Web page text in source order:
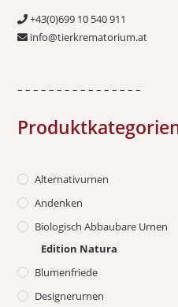
+43(0)699 10 540 911
info@tierkrematorium.at
– – – – – – – – – – – – – – – –
Alternativurnen
Andenken
Biologisch Abbaubare Urnen
Edition Natura
Blumenfriede
Designerurnen